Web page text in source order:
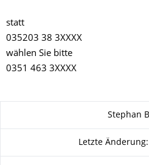
statt
035203 38 3XXXX
wählen Sie bitte
0351 463 3XXXX
Stephan
Letzte